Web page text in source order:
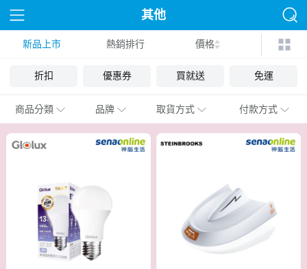
其他
新品上市 熱銷排行 價格
折扣 優惠券 買就送 免運
商品分類 品牌 取貨方式 付款方式